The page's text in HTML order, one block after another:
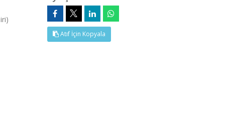
Atıf İçin Kopyala